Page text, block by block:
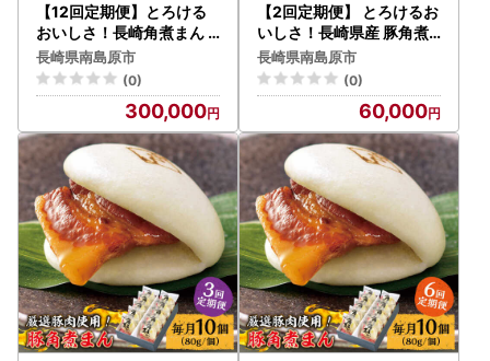
【12回定期便】とろける
おいしさ！長崎角煮まん 8
0ｇ × 10個 入り / 角煮ま
んじゅう 肉まん 中華まん /
南島原市 / ふるさと企画 [
長崎県南島原市
(0)
300,000
【2回定期便】 とろけるお
いしさ！長崎県産 豚角煮
まん 80ｇ× 10個 入り / 角
煮まんじゅう 肉まん 中華
まん / 南島原市 / ふるさと
企画 [SBA056]
長崎県南島原市
(0)
60,000